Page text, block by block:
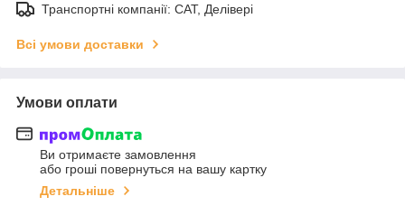
Транспортні компанії: САТ, Делівері
Всі умови доставки
Умови оплати
Ви отримаєте замовлення
або гроші повернуться на вашу картку
Детальніше